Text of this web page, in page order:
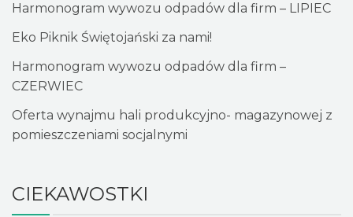
Harmonogram wywozu odpadów dla firm – LIPIEC
Eko Piknik Świętojański za nami!
Harmonogram wywozu odpadów dla firm –
CZERWIEC
Oferta wynajmu hali produkcyjno- magazynowej z
pomieszczeniami socjalnymi
CIEKAWOSTKI